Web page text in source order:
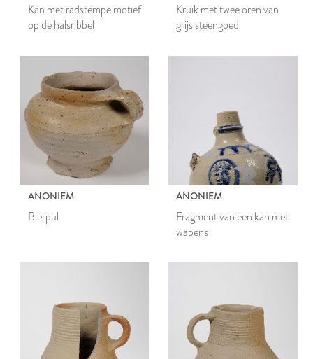
Kan met radstempelmotief
op de halsribbel
Kruik met twee oren van
grijs steengoed
ANONIEM
Bierpul
ANONIEM
Fragment van een kan met
wapens